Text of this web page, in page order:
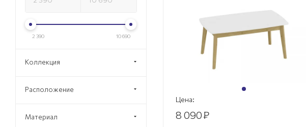
Цена:
8 090₽
2 390 10 690
Коллекция
Расположение
Материал